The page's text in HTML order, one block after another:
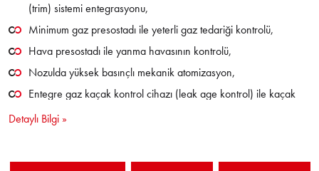
(trim) sistemi entegrasyonu,
Minimum gaz presostadı ile yeterli gaz tedariği kontrolü,
Hava presostadı ile yanma havasının kontrolü,
Nozulda yüksek basınçlı mekanik atomizasyon,
Entegre gaz kaçak kontrol cihazı (leak age kontrol) ile kaçak
kontrolü,
Detaylı Bilgi »